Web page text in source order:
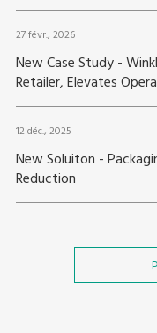
27 févr., 2026
New Case Study -
Retailer, Elevates
12 déc., 2025
New Soluiton -
Reduction